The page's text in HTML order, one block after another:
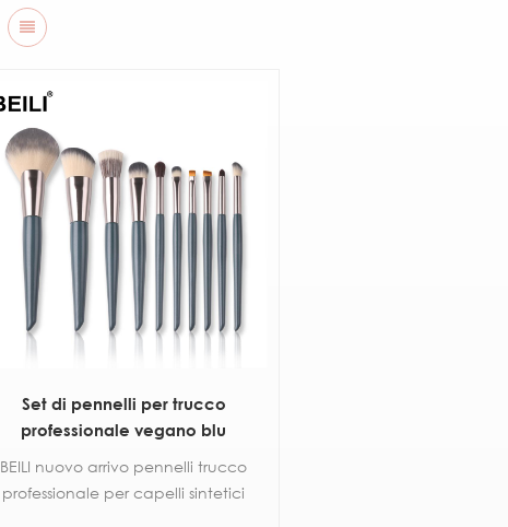
Set di pennelli per trucco
professionale vegano blu
BEILI nuovo arrivo pennelli trucco
professionale per capelli sintetici